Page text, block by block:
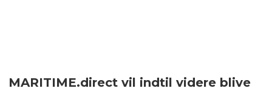
MARITIME.direct vil indtil videre blive